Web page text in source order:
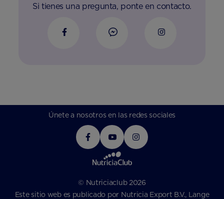
Si tienes una pregunta, ponte en contacto.
Únete a nosotros en las redes sociales
© Nutriciaclub 2026
Este sitio web es publicado por Nutricia Export B.V., Lange